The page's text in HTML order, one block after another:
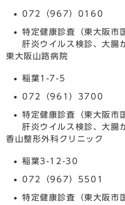
072（967）0160
特定健康診査（東大阪市
肝炎ウイルス検診、大腸
東大阪山路病院
稲葉1-7-5
072（961）3700
特定健康診査（東大阪市
肝炎ウイルス検診、大腸
香山整形外科クリニック
稲葉3-12-30
072（967）5501
特定健康診査（東大阪市